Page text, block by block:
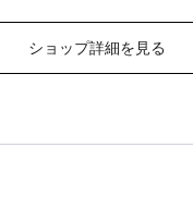
ショップ詳細を見る